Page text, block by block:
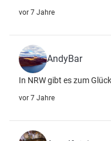
vor 7 Jahre
AndyBar
In NRW gibt es zum
vor 7 Jahre